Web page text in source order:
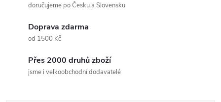
doručujeme po Česku a Slovensku
Doprava zdarma
od 1500 Kč
Přes 2000 druhů zboží
jsme i velkoobchodní dodavatelé